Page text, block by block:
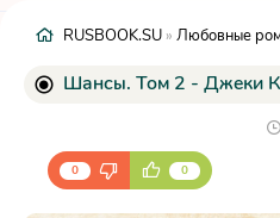
RUSBOOK.SU » Любовные
Шансы. Том 2 - Джеки
0 0